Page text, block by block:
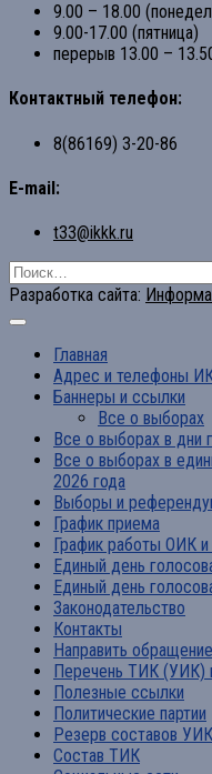
9.00 – 18.00
9.00-17.00 (пятница)
перерыв 13.00 –
Контактный телефон:
8(86169) 3-20-86
E-mail:
t33@ikkk.ru
Найти:
Разработка сайта:
Главная
Адрес и телефоны
Баннеры и ссылки
Все о выборах
Все о выборах в дни
Все о выборах в
2026 года
Выборы и
График приема
График работы ОИК и
Единый день
Единый день
Законодательство
Контакты
Направить обращение
Перечень ТИК (УИК)
Полезные ссылки
Политические партии
Резерв составов УИК
Состав ТИК